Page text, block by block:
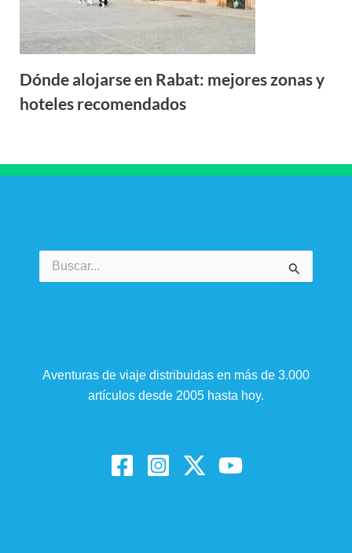
Dónde alojarse en Rabat: mejores zonas y
hoteles recomendados
por:
Aventuras de viaje distribuidas en más de 3.000
artículos desde 2005 hasta hoy.